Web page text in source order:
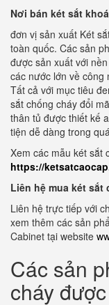
Nơi bán két sắt
đơn vị sản xuất Két
toàn quốc. Các sản
được sản xuất với
các nước lớn về công
Tất cả với mục tiêu
sắt chống cháy đổi
thân tủ được thiết kế
tiện dễ dàng trong
Xem các mẫu két sắt
https://
Liên hệ mua két sắt
Liên hệ trực tiếp với
xem thêm các sản
Cabinet tại website
Các sản
cháy